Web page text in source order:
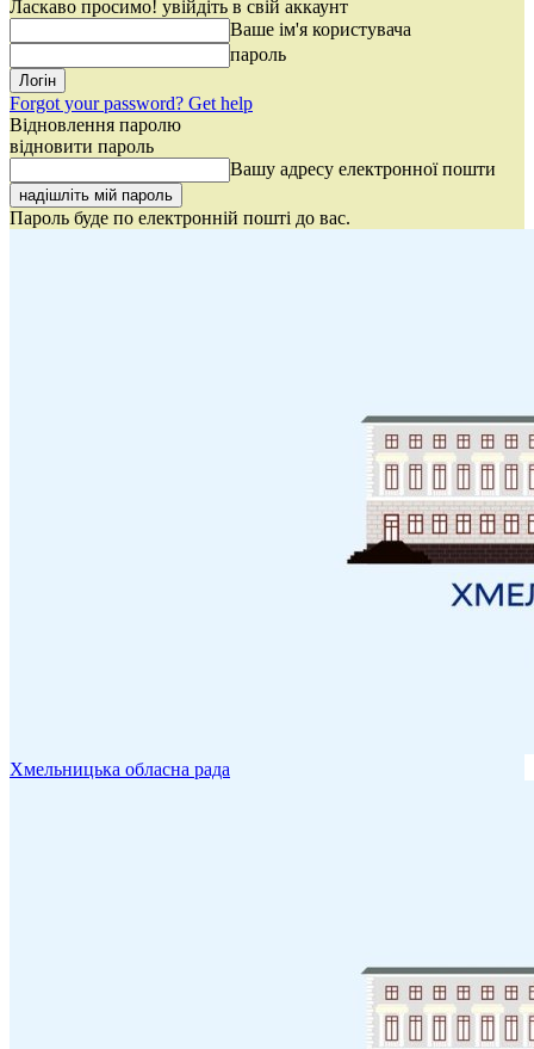
Ласкаво просимо! увійдіть в свій аккаунт
Ваше ім'я користувача
пароль
Forgot your password? Get help
Відновлення паролю
відновити пароль
Вашу адресу електронної пошти
Пароль буде по електронній пошті до вас.
Хмельницька обласна рада